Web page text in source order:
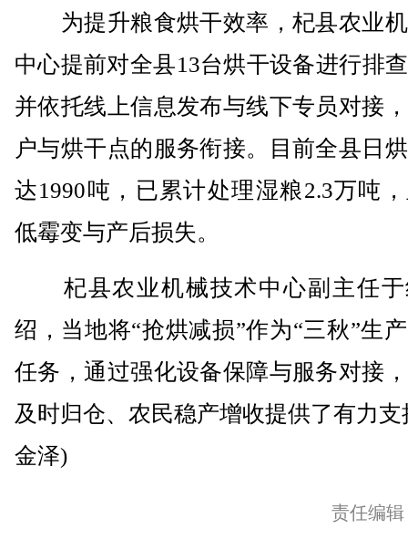
为提升粮食烘干效率，杞县农业
中心提前对全县13台烘干设备进行排
并依托线上信息发布与线下专员对接
户与烘干点的服务衔接。目前全县日
达1990吨，已累计处理湿粮2.3万吨
低霉变与产后损失。
杞县农业机械技术中心副主任于
绍，当地将“抢烘减损”作为“三秋”生
任务，通过强化设备保障与服务对接
及时归仓、农民稳产增收提供了有力支
金泽)
责任编